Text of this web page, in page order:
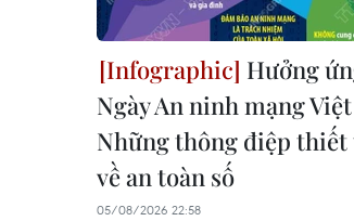
Hưởng
Ngày An ninh mạng
Những thông điệp thiết
về an toàn số
05/08/2026 22:58